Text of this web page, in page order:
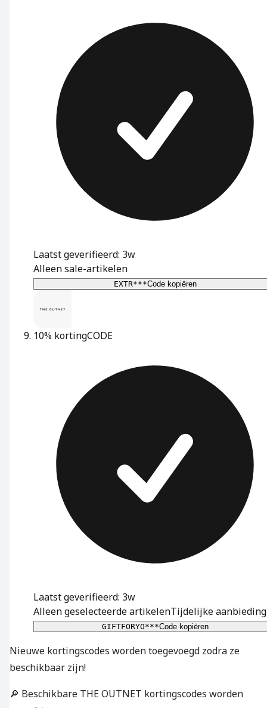
Laatst geverifieerd: 3w
Alleen sale-artikelen
EXTR***Code kopiëren
10% kortingCODE
Laatst geverifieerd: 3w
Alleen geselecteerde artikelenTijdelijke aanbieding
GIFTFORYO***Code kopiëren
Nieuwe kortingscodes worden toegevoegd zodra ze
beschikbaar zijn!
🔎 Beschikbare THE OUTNET kortingscodes worden